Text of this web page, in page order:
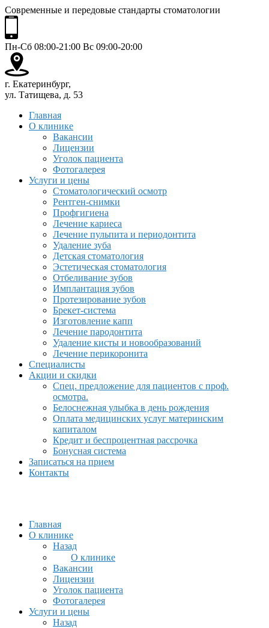
Современные и передовые стандарты стоматологии
Пн-Сб 08:00-21:00 Вс 09:00-20:00
г. Екатеринбург,
ул. Татищева, д. 53
Главная
О клинике
Вакансии
Лицензии
Уголок пациента
Фотогалерея
Услуги и цены
Стоматологический осмотр
Рентген-снимки
Профгигиена
Лечение кариеса
Лечение пульпита и периодонтита
Удаление зуба
Детская стоматология
Эстетическая стоматология
Отбеливание зубов
Имплантация зубов
Протезирование зубов
Брекет-система
Изготовление капп
Лечение пародонтита
Удаление кисты и новообразований
Лечение перикоронита
Специалисты
Акции и скидки
Спец. предложение для пациентов с проф.
осмотра.
Белоснежная улыбка в день рождения
Оплата медицинских услуг материнским
капиталом
Кредит и беспроцентная рассрочка
Бонусная система
Записаться на прием
Контакты
Главная
О клинике
Назад
О клинике
Вакансии
Лицензии
Уголок пациента
Фотогалерея
Услуги и цены
Назад